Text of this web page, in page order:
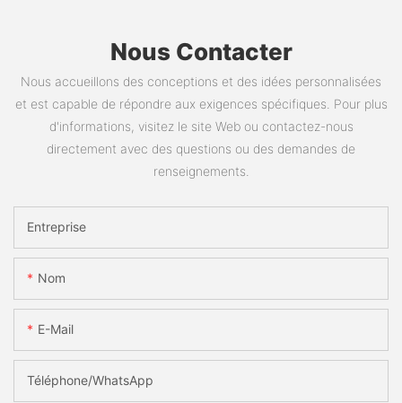
Nous Contacter
Nous accueillons des conceptions et des idées personnalisées
et est capable de répondre aux exigences spécifiques. Pour plus
d'informations, visitez le site Web ou contactez-nous
directement avec des questions ou des demandes de
renseignements.
Entreprise
Nom
E-Mail
Téléphone/WhatsApp